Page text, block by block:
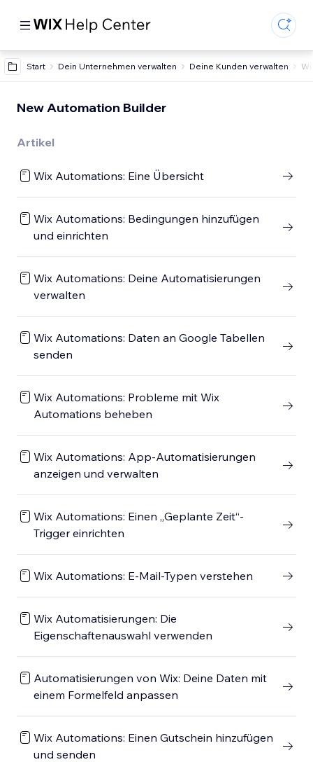
Start Dein Unternehmen verwalten Deine Kunden verwalten
New Automation Builder
Artikel
Wix Automations: Eine Übersicht
Wix Automations: Bedingungen hinzufügen
und einrichten
Wix Automations: Deine Automatisierungen
verwalten
Wix Automations: Daten an Google Tabellen
senden
Wix Automations: Probleme mit Wix
Automations beheben
Wix Automations: App-Automatisierungen
anzeigen und verwalten
Wix Automations: Einen „Geplante Zeit“-
Trigger einrichten
Wix Automations: E-Mail-Typen verstehen
Wix Automatisierungen: Die
Eigenschaftenauswahl verwenden
Automatisierungen von Wix: Deine Daten mit
einem Formelfeld anpassen
Wix Automations: Einen Gutschein hinzufügen
und senden